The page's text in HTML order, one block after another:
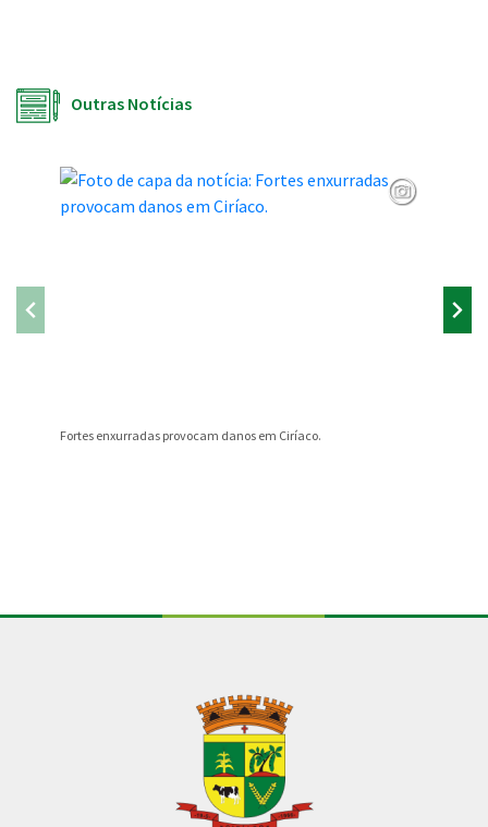
Outras Notícias
Fortes enxurradas provocam danos em Ciríaco.